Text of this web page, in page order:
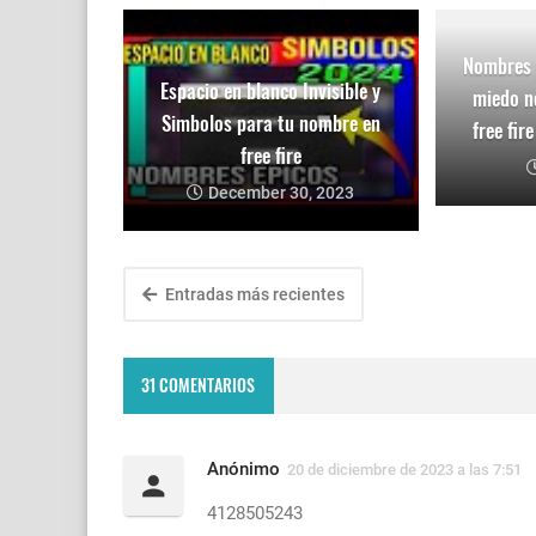
Espacio en blanco Invisible y
Simbolos para tu nombre en
free fire
December 30, 2023
miedo
free
Entradas más recientes
31 COMENTARIOS
Anónimo 20 de diciembre de 2023 a las 7:51
4128505243